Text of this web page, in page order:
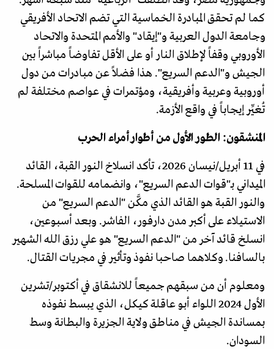
كما لم تحقق المبادرة الخماسية التي تضم الاتحاد الأفريقي
وجامعة الدول العربية و"إيقاد" والأمم المتحدة والاتحاد
الأوروبي وقفاً لإطلاق النار أو على الأقل تفاوضاً مباشراً بين
الجيش و"الدعم السريع". هذا فضلاً عن مبادرات من دول
أوروبية وعربية وأفريقية، ومؤتمرات في عواصم مختلفة لم
تُغيِّر إيجاباً في واقع الأزمة.
المنشقون: الطور الأول من أطوار أمراء الحرب
في 11 أبريل/نيسان 2026، تأكد انسلاخ النور القبة، القائد
الميداني بـ"قوات الدعم السريع"، وانضمامه للقوات المسلحة.
والنور القبة هو القائد الذي مكَّن "الدعم السريع" من
الاستيلاء على أكبر مدن دارفور، الفاشر. وبعد أسبوعين،
انسلخ قائد آخر من "الدعم السريع" هو علي رزق الله الشهير
بالسافنا. وكلاهما صاحبا نفوذ وتأثير في مجريات القتال.
ومعلوم أن من سبقهم جميعاً للانشقاق في أكتوبر/تشرين
الأول 2024 اللواء أبو عاقلة كيكل، الذي يبسط نفوذه
بمساندة الجيش في مناطق ولاية الجزيرة والبطانة وسط
السودان.